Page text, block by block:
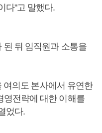
다"고 말했다.
된 뒤 임직원과 소통을
여의도 본사에서 유연한
영전략에 대한 이해를
었다.